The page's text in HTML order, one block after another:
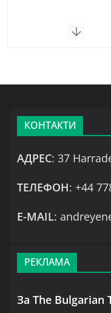
КОНТАКТИ
АДРЕС: 37
ТЕЛЕФОН: +44
Е-MAIL:
РЕКЛАМА
За The Bulgarian